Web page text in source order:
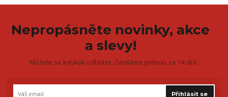
Nepropásněte novinky, akce
a slevy!
Můžete se kdykoli odhlásit. Zasíláme jednou za 14 dní.
Přihlásit se